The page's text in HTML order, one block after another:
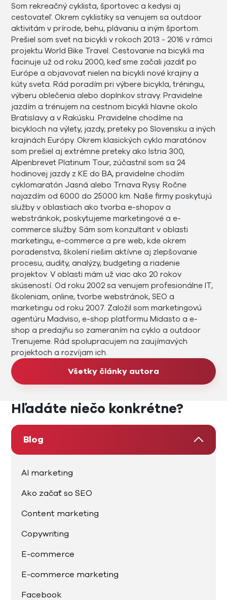
Som rekreačný cyklista, športovec a kedysi aj
cestovateľ. Okrem cyklistiky sa venujem sa outdoor
aktivitám v prírode, behu, plávaniu a iným športom.
Prešiel som svet na bicykli v rokoch 2013 - 2016 v rámci
projektu World Bike Travel. Cestovanie na bicykli ma
facinuje už od roku 2000, keď sme začali jazdiť po
Európe a objavovať nielen na bicykli nové krajiny a
kúty sveta. Rád poradím pri výbere bicykla, tréningu,
výberu oblečenia alebo doplnkov stravy. Pravidelne
jazdím a trénujem na cestnom bicykli hlavne okolo
Bratislavy a v Rakúsku. Pravidelne chodíme na
bicykloch na výlety, jazdy, preteky po Slovensku a iných
krajinách Európy. Okrem klasických cyklo maratónov
som prešiel aj extrémne preteky ako Istria 300,
Alpenbrevet Platinum Tour, zúčastnil som sa 24
hodinovej jazdy z KE do BA, pravidelne chodím
cyklomaratón Jasná alebo Trnava Rysy. Ročne
najazdím od 6000 do 25000 km. Naše firmy poskytujú
služby v oblastiach ako tvorba e-shopov a
webstránkok, poskytujeme marketingové a e-
commerce služby. Sám som konzultant v oblasti
marketingu, e-commerce a pre web, kde okrem
poradenstva, školení riešim aktívne aj zlepšovanie
procesu, audity, analýzy, budgeting a riadenie
projektov. V oblasti mám už viac ako 20 rokov
skúseností. Od roku 2002 sa venujem profesionálne IT,
školeniam, online, tvorbe webstránok, SEO a
marketingu od roku 2007. Založil som marketingovú
agentúru Madviso, e-shop platformu Midasto a e-
shop a predajňu so zameraním na cyklo a outdoor
Trenujeme. Rád spolupracujem na zaujímavých
projektoch a rozvíjam ich.
Všetky články autora
Hľadáte niečo konkrétne?
Blog
AI marketing
Ako začať so SEO
Content marketing
Copywriting
E-commerce
E-commerce marketing
Facebook